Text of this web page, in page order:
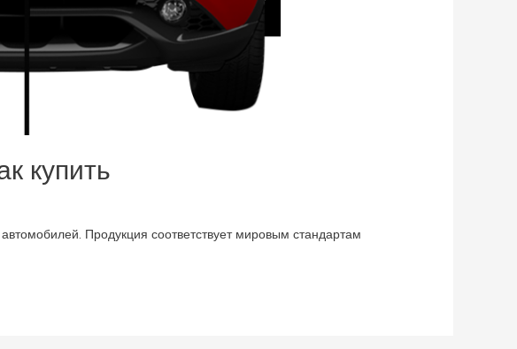
купить
Продукция соответствует мировым стандартам